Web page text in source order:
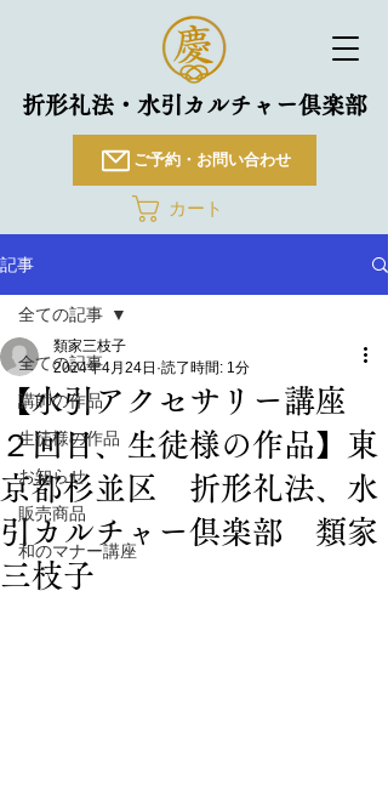
折形礼法・水引カルチャー倶楽部
ご予約・お問い合わせ
カート
記事
全ての記事
講師の作品
生徒様の作品
お知らせ
販売商品
和のマナー講座
全ての記事
【水引アクセサリー講座
２回目、生徒様の作品】東
京都杉並区 折形礼法、水
引カルチャー倶楽部 類家
三枝子
類家三枝子
2024年4月24日 読了時間: 1分